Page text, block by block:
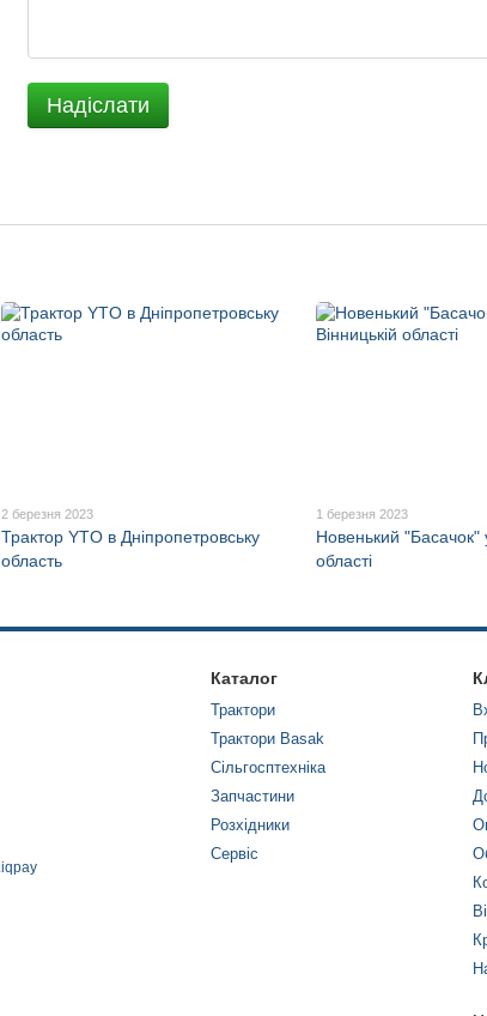
Надіслати
2 березня 2023
Трактор YTO в Дніпропетровську
область
1 березня 2023
Новенький "Басачок"
області
Каталог
Трактори
Трактори Basak
Сільгосптехніка
Запчастини
Розхідники
Сервіс